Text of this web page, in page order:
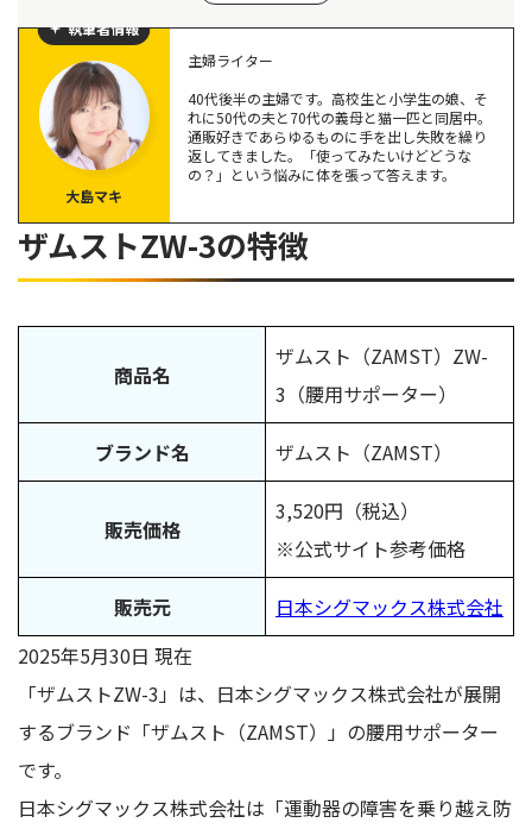
簡単装着で本当に軽いのにとても楽！
メッシュ素材が柔らかく通気性もよさそう
毎日使えて洗い替えも可能な価格
ザムストZW-3の口コミを調査＆検証してみた
サポート力が弱い
腰部分が柔らかすぎる
サポーターを装着したまま就寝してもいいですか？
サポーターは洗濯できますか？
ザムストZW-3は軽くて薄いのに安心感が違う
執筆者情報
大島マキ
主婦ライター
40代後半の主婦です。高校生と小学生の娘、そ
れに50代の夫と70代の義母と猫一匹と同居中。
通販好きであらゆるものに手を出し失敗を繰り
返してきました。「使ってみたいけどどうな
の？」という悩みに体を張って答えます。
ザムストZW-3の特徴
商品名
ザムスト（ZAMST）ZW-
3（腰用サポーター）
ブランド名 ザムスト（ZAMST）
販売価格
3,520円（税込）
※公式サイト参考価格
販売元
日本シグマックス株式会社
2025年5月30日 現在
「ザムストZW-3」は、日本シグマックス株式会社が展開
するブランド「ザムスト（ZAMST）」の腰用サポーター
です。
日本シグマックス株式会社は「運動器の障害を乗り越え防